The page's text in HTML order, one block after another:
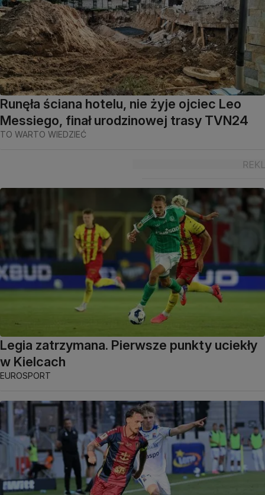
Runęła ściana hotelu, nie żyje ojciec Leo
Messiego, finał urodzinowej trasy TVN24
TO WARTO WIEDZIEĆ
Legia zatrzymana. Pierwsze punkty uciekły
w Kielcach
EUROSPORT